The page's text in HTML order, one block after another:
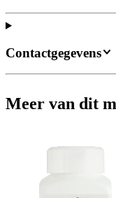
Contactgegevens
Meer van dit